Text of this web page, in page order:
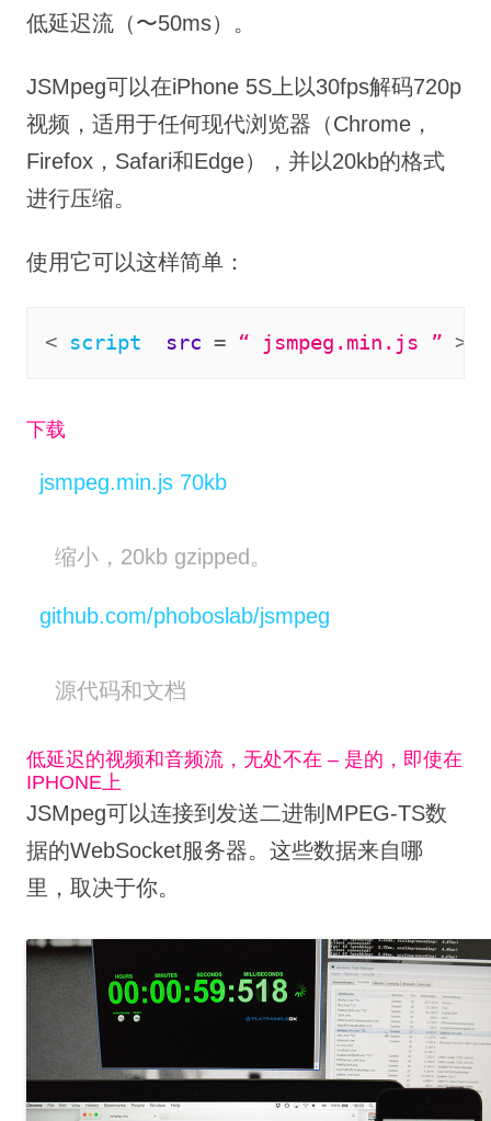
低延迟流（〜50ms）。
JSMpeg可以在iPhone 5S上以30fps解码720p
视频，适用于任何现代浏览器（Chrome，
Firefox，Safari和Edge），并以20kb的格式
进行压缩。
使用它可以这样简单：
< script src = “ jsmpeg.min.js ” >
下载
jsmpeg.min.js 70kb
缩小，20kb gzipped。
github.com/phoboslab/jsmpeg
源代码和文档
低延迟的视频和音频流，无处不在 – 是的，即使在
IPHONE上
JSMpeg可以连接到发送二进制MPEG-TS数
据的WebSocket服务器。 这些数据来自哪
里，取决于你。